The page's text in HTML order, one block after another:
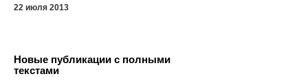
22 июля 2013
Новые публикации с полными
текстами